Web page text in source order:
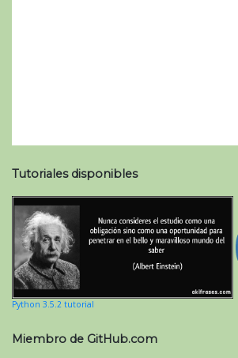
Tutoriales disponibles
Python 3.5.2 tutorial
Miembro de GitHub.com